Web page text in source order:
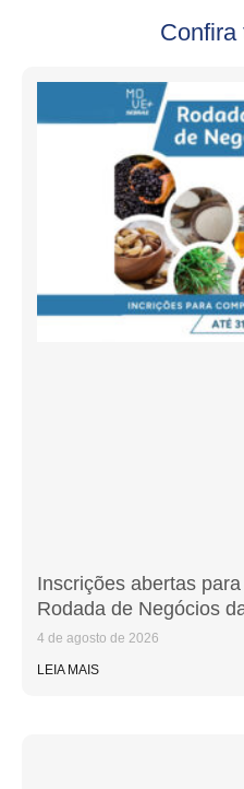
Confira
Inscrições abertas
Rodada de Negócios
4 de agosto de 2026
LEIA MAIS